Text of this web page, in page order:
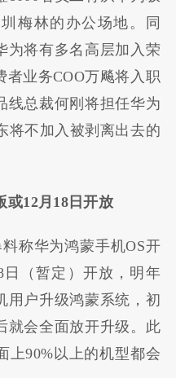
梅林的办公场地。同
为将有多名高层加入荣
业务COO万飚将入职
线总裁何刚将担任华为
将不加入被剥离出去的
或12月18日开放
称华为鸿蒙手机OS开
日（暂定）开放，明年
用户升级鸿蒙系统，初
就会全面放开升级。此
上90%以上的机型都会